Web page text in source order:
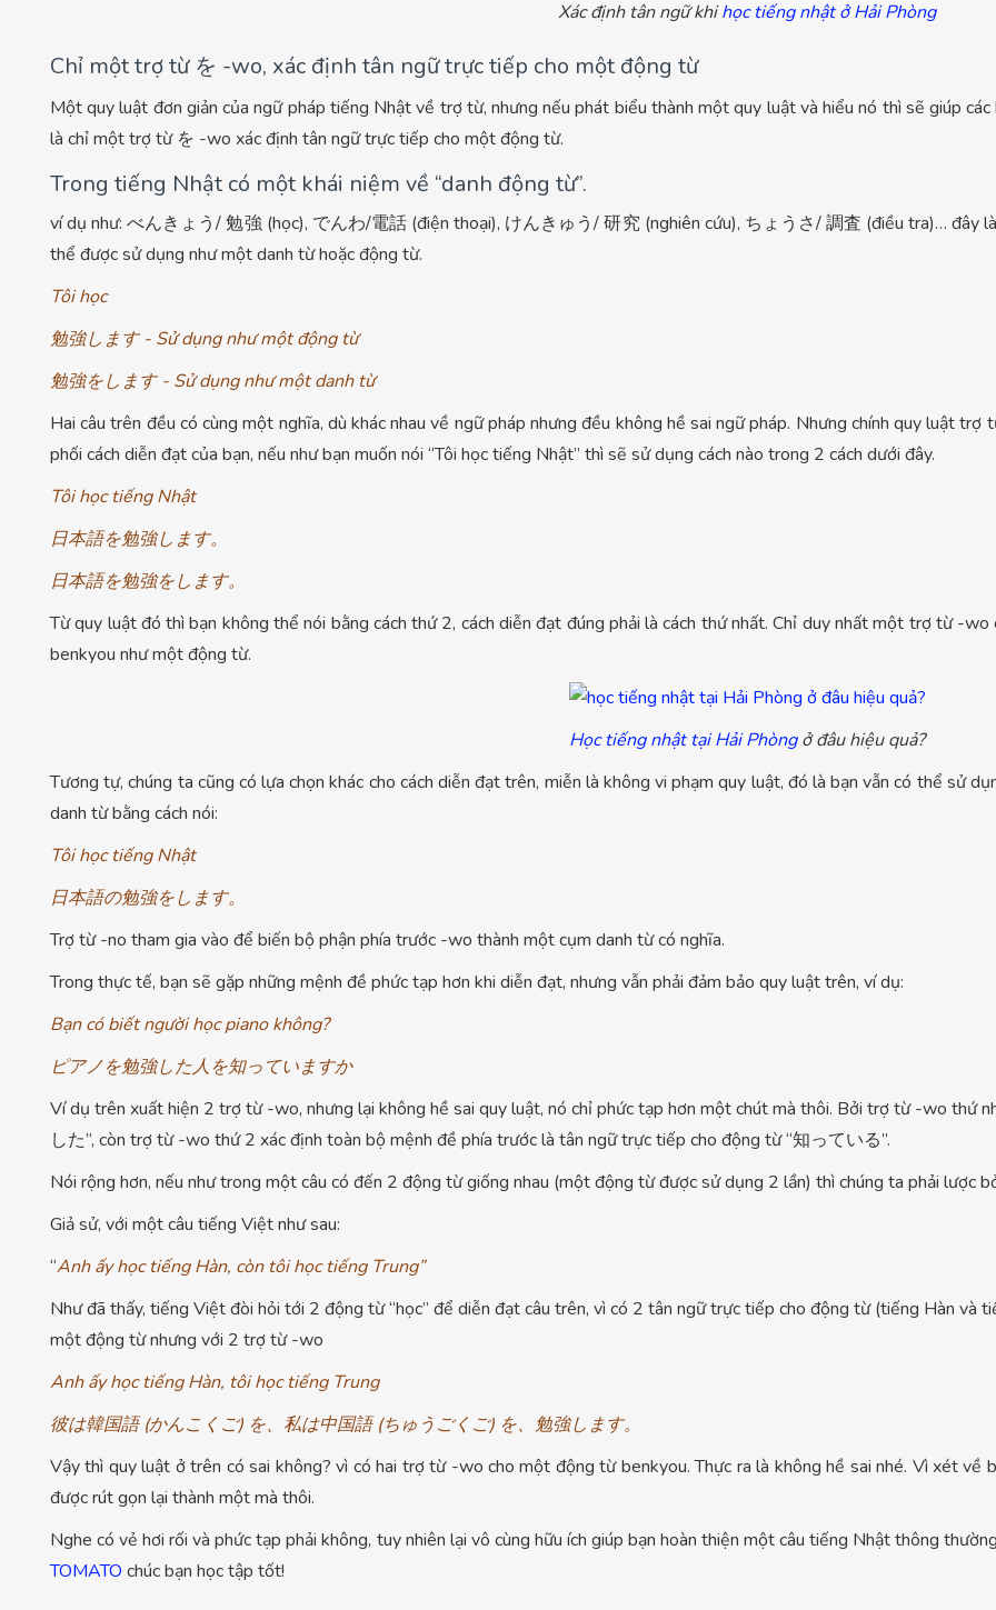
Xác định tân ngữ khihọc tiếng nhật ở Hải Phòng
Chỉ một trợ từ を -wo, xác định tân ngữ trực tiếp cho một động từ
Một quy luật đơn giản của ngữ pháp tiếng Nhật về trợ từ, nhưng nếu phát biểu thành một quy luật và hiểu nó thì sẽ giúp
là chỉ một trợ từ を -wo xác định tân ngữ trực tiếp cho một động từ.
Trong tiếng Nhật có một khái niệm về “danh động từ”.
ví dụ như: べんきょう/ 勉強 (học), でんわ/電話 (điện thoại), けんきゅう/ 研究 (nghiên cứu), ちょうさ/ 調査 (điều tra)… đây
thể được sử dụng như một danh từ hoặc động từ.
Tôi học
勉強します - Sử dụng như một động từ
勉強をします - Sử dụng như một danh từ
Hai câu trên đều có cùng một nghĩa, dù khác nhau về ngữ pháp nhưng đều không hề sai ngữ pháp. Nhưng chính quy luật
phối cách diễn đạt của bạn, nếu như bạn muốn nói “Tôi học tiếng Nhật” thì sẽ sử dụng cách nào trong 2 cách dưới đây.
Tôi học tiếng Nhật
日本語を勉強します。
日本語を勉強をします。
Từ quy luật đó thì bạn không thể nói bằng cách thứ 2, cách diễn đạt đúng phải là cách thứ nhất. Chỉ duy nhất một trợ từ -
benkyou như một động từ.
Học tiếng nhật tại Hải Phòngở đâu hiệu quả?
Tương tự, chúng ta cũng có lựa chọn khác cho cách diễn đạt trên, miễn là không vi phạm quy luật, đó là bạn vẫn có thể sử
danh từ bằng cách nói:
Tôi học tiếng Nhật
日本語の勉強をします。
Trợ từ -no tham gia vào để biến bộ phận phía trước -wo thành một cụm danh từ có nghĩa.
Trong thực tế, bạn sẽ gặp những mệnh đề phức tạp hơn khi diễn đạt, nhưng vẫn phải đảm bảo quy luật trên, ví dụ:
Bạn có biết người học piano không?
ピアノを勉強した人を知っていますか
Ví dụ trên xuất hiện 2 trợ từ -wo, nhưng lại không hề sai quy luật, nó chỉ phức tạp hơn một chút mà thôi. Bởi trợ từ -wo thứ
した”, còn trợ từ -wo thứ 2 xác định toàn bộ mệnh đề phía trước là tân ngữ trực tiếp cho động từ “知っている”.
Nói rộng hơn, nếu như trong một câu có đến 2 động từ giống nhau (một động từ được sử dụng 2 lần) thì chúng ta phải lược
Giả sử, với một câu tiếng Việt như sau:
“Anh ấy học tiếng Hàn, còn tôi học tiếng Trung”
Như đã thấy, tiếng Việt đòi hỏi tới 2 động từ “học” để diễn đạt câu trên, vì có 2 tân ngữ trực tiếp cho động từ (tiếng Hàn và
một động từ nhưng với 2 trợ từ -wo
Anh ấy học tiếng Hàn, tôi học tiếng Trung
彼は韓国語 (かんこくご) を、私は中国語 (ちゅうごくご) を、勉強します。
Vậy thì quy luật ở trên có sai không? vì có hai trợ từ -wo cho một động từ benkyou. Thực ra là không hề sai nhé. Vì xét về
được rút gọn lại thành một mà thôi.
Nghe có vẻ hơi rối và phức tạp phải không, tuy nhiên lại vô cùng hữu ích giúp bạn hoàn thiện một câu tiếng Nhật thông
TOMATO chúc bạn học tập tốt!